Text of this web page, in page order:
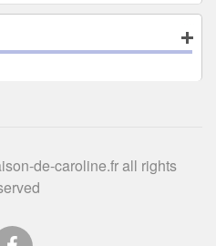
de-caroline.fr all rights